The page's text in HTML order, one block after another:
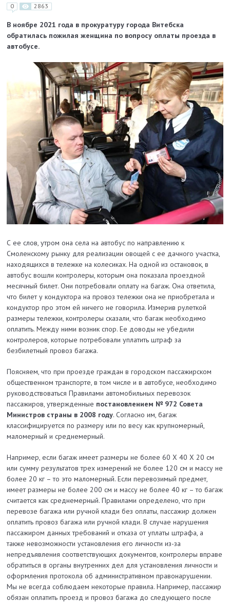
0 2863
В ноябре 2021 года в прокуратуру города Витебска
обратилась пожилая женщина по вопросу оплаты проезда в
автобусе.
С ее слов, утром она села на автобус по направлению к
Смоленскому рынку для реализации овощей с ее дачного участка,
находящихся в тележке на колесиках. На одной из остановок, в
автобус вошли контролеры, которым она показала проездной
месячный билет. Они потребовали оплату на багаж. Она ответила,
что билет у кондуктора на провоз тележки она не приобретала и
кондуктор про этом ей ничего не говорила. Измерив рулеткой
размеры тележки, контролеры сказали, что багаж необходимо
оплатить. Между ними возник спор. Ее доводы не убедили
контролеров, которые потребовали уплатить штраф за
безбилетный провоз багажа.
Поясняем, что при проезде граждан в городском пассажирском
общественном транспорте, в том числе и в автобусе, необходимо
руководствоваться Правилами автомобильных перевозок
пассажиров, утвержденные постановлением № 972 Совета
Министров страны в 2008 году. Согласно им, багаж
классифицируется по размеру или по весу как крупномерный,
маломерный и среднемерный.
Например, если багаж имеет размеры не более 60 Х 40 Х 20 см
или сумму результатов трех измерений не более 120 см и массу не
более 20 кг – то это маломерный. Если перевозимый предмет,
имеет размеры не более 200 см и массу не более 40 кг – то багаж
считается как среднемерный. Правилами определено, что при
перевозе багажа или ручной клади без оплаты, пассажир должен
оплатить провоз багажа или ручной клади. В случае нарушения
пассажиром данных требований и отказа от уплаты штрафа, а
также невозможности установления его личности из-за
непредъявления соответствующих документов, контролеры вправе
обратиться в органы внутренних дел для установления личности и
оформления протокола об административном правонарушении.
Мы не всегда соблюдаем некоторые правила. Например, пассажир
обязан оплатить проезд и провоз багажа до следующего после